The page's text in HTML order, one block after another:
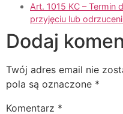
Art. 1015 KC – Termin
przyjęciu lub
Dodaj
Twój adres email nie
pola są oznaczone *
Komentarz *